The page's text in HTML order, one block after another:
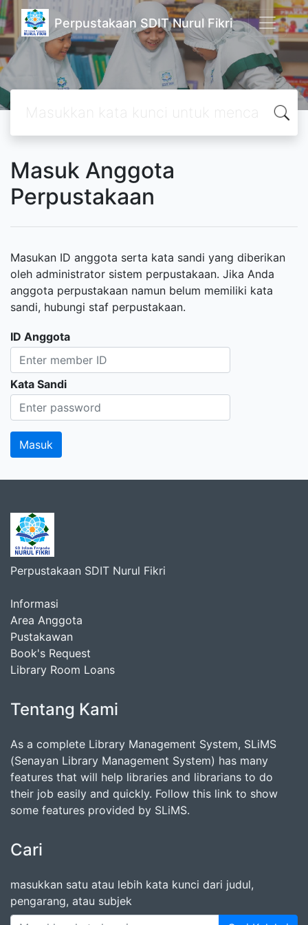
Perpustakaan SDIT Nurul Fikri
Masuk Anggota
Perpustakaan
Masukan ID anggota serta kata sandi yang diberikan
oleh administrator sistem perpustakaan. Jika Anda
anggota perpustakaan namun belum memiliki kata
sandi, hubungi staf perpustakaan.
ID Anggota
Kata Sandi
Perpustakaan SDIT Nurul Fikri
Informasi
Area Anggota
Pustakawan
Book's Request
Library Room Loans
Tentang Kami
As a complete Library Management System, SLiMS
(Senayan Library Management System) has many
features that will help libraries and librarians to do
their job easily and quickly. Follow this link to show
some features provided by SLiMS.
Cari
masukkan satu atau lebih kata kunci dari judul,
pengarang, atau subjek